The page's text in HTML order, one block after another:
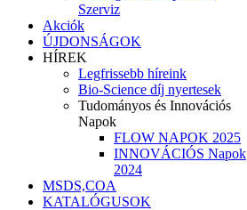
Szerviz
Akciók
ÚJDONSÁGOK
HÍREK
Legfrissebb híreink
Bio-Science díj nyertesek
Tudományos és Innovációs
Napok
FLOW NAPOK 2025
INNOVÁCIÓS Napok
2024
MSDS,COA
KATALÓGUSOK